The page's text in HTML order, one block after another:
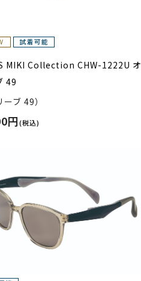
MIKI Collection CHW-1222U オ
49
ーブ 49）
円(税込)